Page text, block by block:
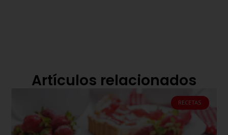
Artículos relacionados
RECETAS